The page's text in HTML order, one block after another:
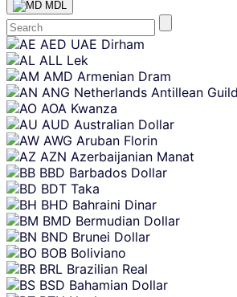
MDL
Skip
content
AED UAE Dirham
ALL Lek
AMD Armenian Dram
ANG Netherlands Antillean
AOA Kwanza
AUD Australian Dollar
AWG Aruban Florin
AZN Azerbaijanian Manat
BBD Barbados Dollar
BDT Taka
BHD Bahraini Dinar
BMD Bermudian Dollar
BND Brunei Dollar
BOB Boliviano
BRL Brazilian Real
BSD Bahamian Dollar